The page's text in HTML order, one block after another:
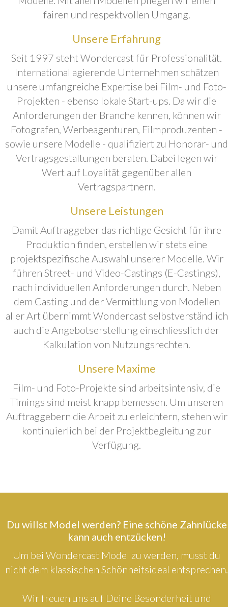
fairen und respektvollen Umgang.
Unsere Erfahrung
Seit 1997 steht Wondercast für Professionalität.
International agierende Unternehmen schätzen
unsere umfangreiche Expertise bei Film- und Foto-
Projekten - ebenso lokale Start-ups. Da wir die
Anforderungen der Branche kennen, können wir
Fotografen, Werbeagenturen, Filmproduzenten -
sowie unsere Modelle - qualifiziert zu Honorar- und
Vertragsgestaltungen beraten. Dabei legen wir
Wert auf Loyalität gegenüber allen
Vertragspartnern.
Unsere Leistungen
Damit Auftraggeber das richtige Gesicht für ihre
Produktion finden, erstellen wir stets eine
projektspezifische Auswahl unserer Modelle. Wir
führen Street- und Video-Castings (E-Castings),
nach individuellen Anforderungen durch. Neben
dem Casting und der Vermittlung von Modellen
aller Art übernimmt Wondercast selbstverständlich
auch die Angebotserstellung einschliesslich der
Kalkulation von Nutzungsrechten.
Unsere Maxime
Film- und Foto-Projekte sind arbeitsintensiv, die
Timings sind meist knapp bemessen. Um unseren
Auftraggebern die Arbeit zu erleichtern, stehen wir
kontinuierlich bei der Projektbegleitung zur
Verfügung.
Du willst Model werden? Eine schöne Zahnlücke
kann auch entzücken!
Um bei Wondercast Model zu werden, musst du
nicht dem klassischen Schönheitsideal entsprechen.
Wir freuen uns auf Deine Besonderheit und